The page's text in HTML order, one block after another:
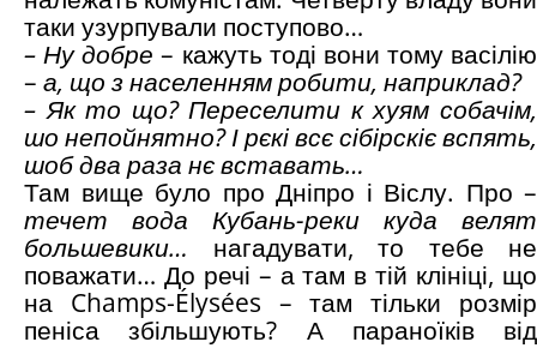
таки узурпували поступово…
– Ну добре – кажуть тоді вони тому васілію
– а, що з населенням робити, наприклад?
– Як то що? Переселити к хуям собачім,
шо непойнятно? І рєкі всє сібірскіє вспять,
шоб два раза нє вставать…
Там вище було про Дніпро і Віслу. Про –
течет вода Кубань-реки куда велят
большевики… нагадувати, то тебе не
поважати… До речі – а там в тій клініці, що
на Champs-Élysées – там тільки розмір
пеніса збільшують? А параноїків від